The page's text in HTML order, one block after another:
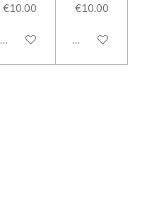
€10.00
Sold out
€10.00
Sold out